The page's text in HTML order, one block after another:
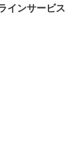
インサービス